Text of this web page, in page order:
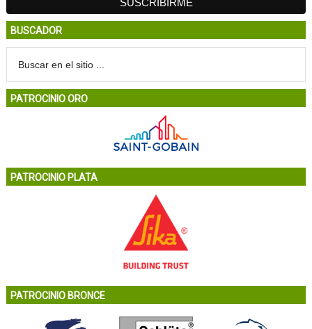
BUSCADOR
PATROCINIO ORO
PATROCINIO PLATA
PATROCINIO BRONCE